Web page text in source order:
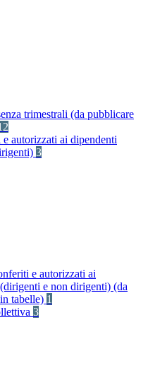
trimestrali (da pubblicare
autorizzati ai dipendenti
3
e autorizzati ai
e non dirigenti) (da
tabelle) 1
3